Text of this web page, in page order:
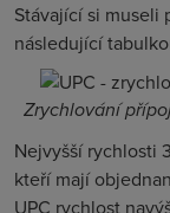
Stávající si museli
následující
Zrychlování
Nejvyšší rychlosti
kteří mají
UPC rychlost